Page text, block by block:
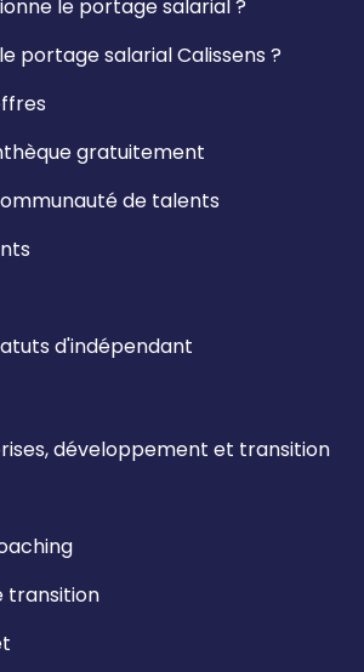
le portage salarial ?
portage salarial Calissens ?
gratuitement
de talents
d'indépendant
développement et transition
transition